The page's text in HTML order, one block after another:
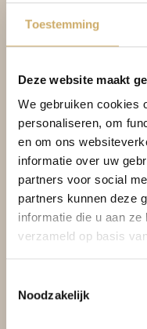
Toestemming
Deze website maakt
We gebruiken cookies
personaliseren, om
en om ons
informatie over uw
partners voor social
partners kunnen deze
informatie die u aan
verzameld op basis
Noodzakelijk